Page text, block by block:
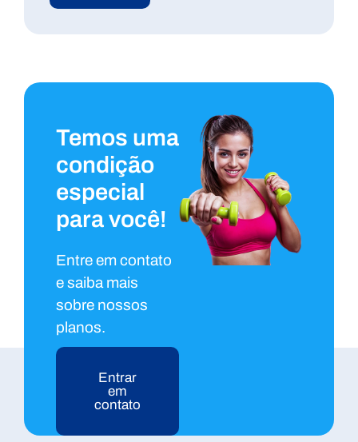
Temos uma
condição
especial
para você!
Entre em contato
e saiba mais
sobre nossos
planos.
Entrar
em
contato